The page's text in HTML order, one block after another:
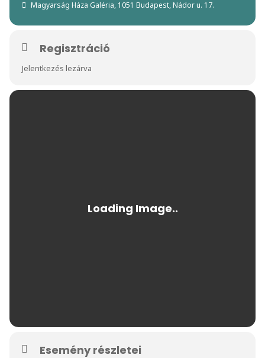
Magyarság Háza Galéria, 1051 Budapest, Nádor u. 17.
Regisztráció
Jelentkezés lezárva
Esemény részletei